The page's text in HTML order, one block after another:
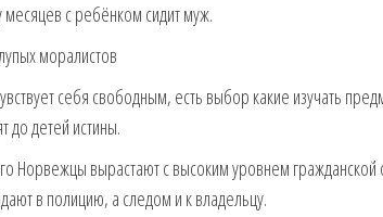
месяцев с ребёнком сидит муж.
моралистов
себя свободным, есть выбор какие изучать
до детей истины.
Норвежцы вырастают с высоким уровнем
в полицию, а следом и к владельцу.